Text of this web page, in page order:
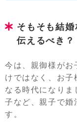
そもそも結
伝えるべき？
今は、親御様がお
けではなく、お子
なる時代になりま
子など、親子で婚
す。